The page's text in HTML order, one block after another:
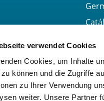
verwendet Cookies
Cookies, um Inhalte
können und die Zugriffe
zu Ihrer Verwendung
weiter. Unsere Partner